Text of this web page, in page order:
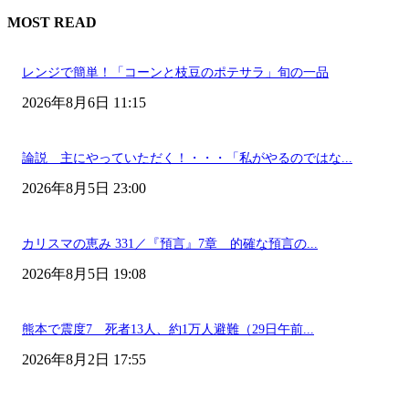
MOST READ
レンジで簡単！「コーンと枝豆のポテサラ」旬の一品
2026年8月6日 11:15
論説 主にやっていただく！・・・「私がやるのではな...
2026年8月5日 23:00
カリスマの恵み 331／『預言』7章 的確な預言の...
2026年8月5日 19:08
熊本で震度7 死者13人、約1万人避難（29日午前...
2026年8月2日 17:55